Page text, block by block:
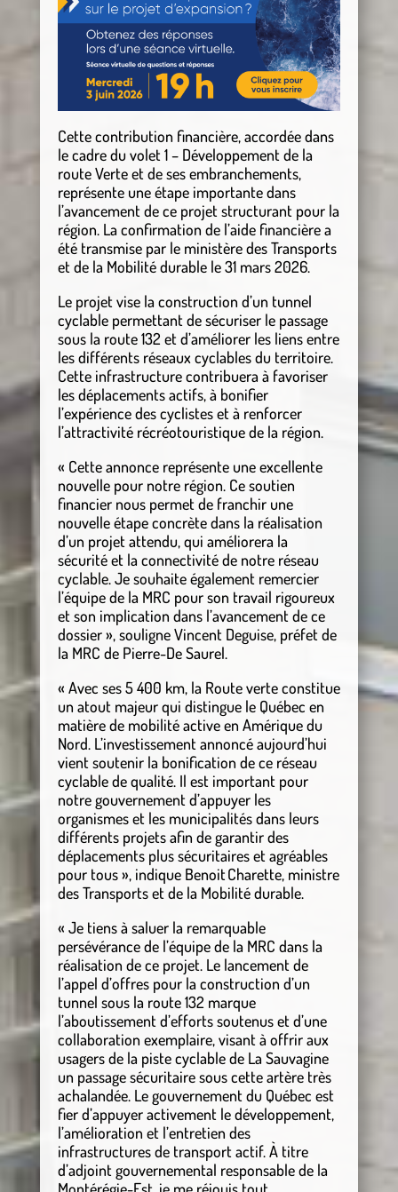
Cette contribution financière, accordée dans
le cadre du volet 1 – Développement de la
route Verte et de ses embranchements,
représente une étape importante dans
l’avancement de ce projet structurant pour la
région. La confirmation de l’aide financière a
été transmise par le ministère des Transports
et de la Mobilité durable le 31 mars 2026.
Le projet vise la construction d’un tunnel
cyclable permettant de sécuriser le passage
sous la route 132 et d’améliorer les liens entre
les différents réseaux cyclables du territoire.
Cette infrastructure contribuera à favoriser
les déplacements actifs, à bonifier
l’expérience des cyclistes et à renforcer
l’attractivité récréotouristique de la région.
« Cette annonce représente une excellente
nouvelle pour notre région. Ce soutien
financier nous permet de franchir une
nouvelle étape concrète dans la réalisation
d’un projet attendu, qui améliorera la
sécurité et la connectivité de notre réseau
cyclable. Je souhaite également remercier
l’équipe de la MRC pour son travail rigoureux
et son implication dans l’avancement de ce
dossier », souligne Vincent Deguise, préfet de
la MRC de Pierre-De Saurel.
« Avec ses 5 400 km, la Route verte constitue
un atout majeur qui distingue le Québec en
matière de mobilité active en Amérique du
Nord. L’investissement annoncé aujourd’hui
vient soutenir la bonification de ce réseau
cyclable de qualité. Il est important pour
notre gouvernement d’appuyer les
organismes et les municipalités dans leurs
différents projets afin de garantir des
déplacements plus sécuritaires et agréables
pour tous », indique Benoit Charette, ministre
des Transports et de la Mobilité durable.
« Je tiens à saluer la remarquable
persévérance de l’équipe de la MRC dans la
réalisation de ce projet. Le lancement de
l’appel d’offres pour la construction d’un
tunnel sous la route 132 marque
l’aboutissement d’efforts soutenus et d’une
collaboration exemplaire, visant à offrir aux
usagers de la piste cyclable de La Sauvagine
un passage sécuritaire sous cette artère très
achalandée. Le gouvernement du Québec est
fier d’appuyer activement le développement,
l’amélioration et l’entretien des
infrastructures de transport actif. À titre
d’adjoint gouvernemental responsable de la